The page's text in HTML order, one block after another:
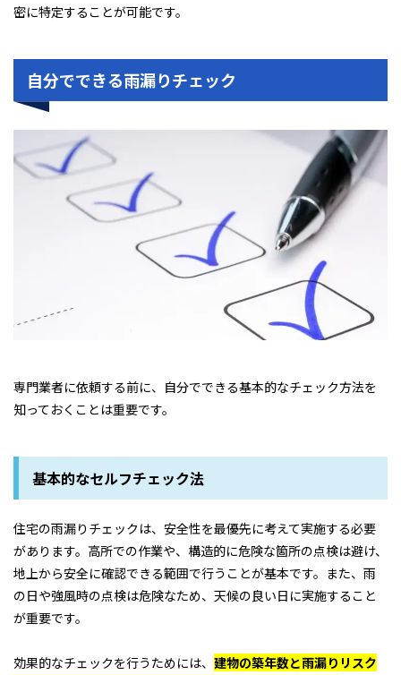
密に特定することが可能です。
自分でできる雨漏りチェック
専門業者に依頼する前に、自分でできる基本的なチェック方法を
知っておくことは重要です。
基本的なセルフチェック法
住宅の雨漏りチェックは、安全性を最優先に考えて実施する必要
があります。高所での作業や、構造的に危険な箇所の点検は避け、
地上から安全に確認できる範囲で行うことが基本です。また、雨
の日や強風時の点検は危険なため、天候の良い日に実施すること
が重要です。
効果的なチェックを行うためには、 建物の築年数と雨漏りリスク